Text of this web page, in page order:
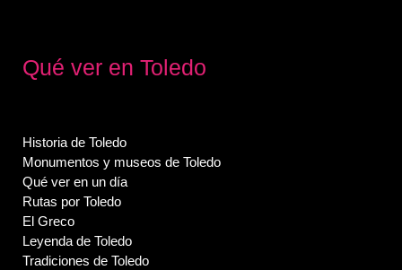
Qué ver en Toledo
Historia de Toledo
Monumentos y museos de Toledo
Qué ver en un día
Rutas por Toledo
El Greco
Leyenda de Toledo
Tradiciones de Toledo